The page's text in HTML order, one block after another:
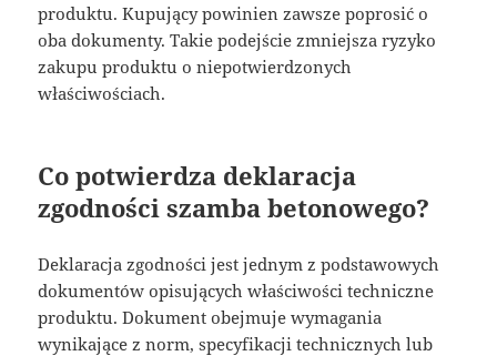
produktu. Kupujący powinien zawsze poprosić o
oba dokumenty. Takie podejście zmniejsza ryzyko
zakupu produktu o niepotwierdzonych
właściwościach.
Co potwierdza deklaracja
zgodności szamba betonowego?
Deklaracja zgodności jest jednym z podstawowych
dokumentów opisujących właściwości techniczne
produktu. Dokument obejmuje wymagania
wynikające z norm, specyfikacji technicznych lub